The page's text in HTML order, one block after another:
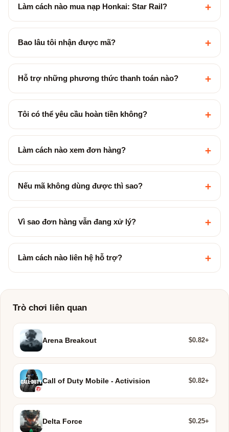
Làm cách nào mua nạp Honkai: Star Rail? +
Bao lâu tôi nhận được mã? +
Hỗ trợ những phương thức thanh toán nào? +
Tôi có thể yêu cầu hoàn tiền không? +
Làm cách nào xem đơn hàng? +
Nếu mã không dùng được thì sao? +
Vì sao đơn hàng vẫn đang xử lý? +
Làm cách nào liên hệ hỗ trợ? +
Trò chơi liên quan
Arena Breakout $0.82+
Call of Duty Mobile - Activision $0.82+
Delta Force $0.25+